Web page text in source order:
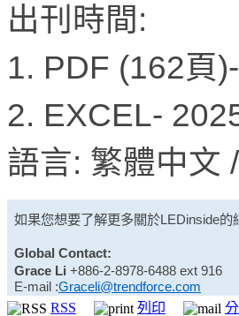
出刊時間:
1. PDF (162頁
2. EXCEL-
語言: 繁體中文
如果您想要了解更多關於LEDinside的
Global Contact:
Grace Li +886-2-8978-6488 ext 916
E-mail :Graceli@trendforce.com
RSS
列印